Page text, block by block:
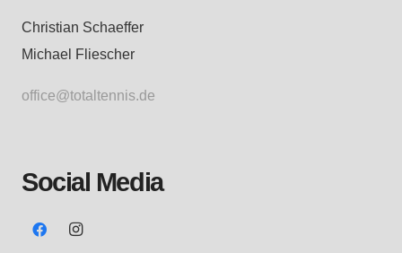
Christian Schaeffer
Michael Fliescher
office@totaltennis.de
Social Media